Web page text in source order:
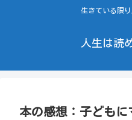
生きている限
人生は読
本の感想：子ども